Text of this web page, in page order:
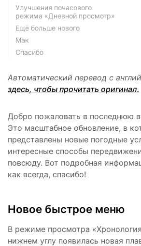
Улучшения почасового
режима «Дневной просмотр»
Ещё больше нового
Мак
Спасибо
Автоматический перевод с
здесь, чтобы прочитать оригинал.
Добро пожаловать в последнюю
Это масштабное обновление, в
представлены новые погодные
интересные способы
повсюду. Вот подробная
как всегда, спасибо!
Новое быстрое меню
В режиме просмотра
нижнем углу появилась новая